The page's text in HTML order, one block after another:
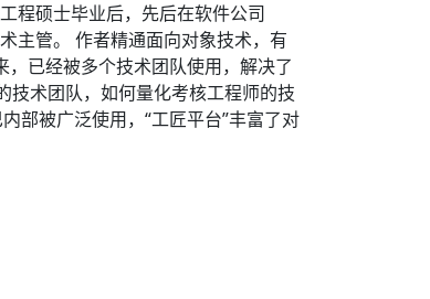
程硕士毕业后，先后在软件公司
主管。 作者精通面向对象技术，有
已经被多个技术团队使用，解决了
技术团队，如何量化考核工程师的技
部被广泛使用，“工匠平台”丰富了对